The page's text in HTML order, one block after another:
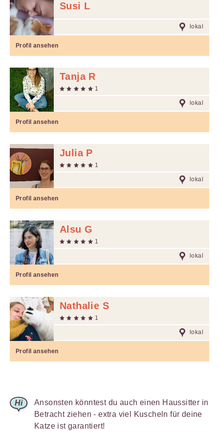
Susi L
lokal
Profil ansehen
Tanja R
1
lokal
Profil ansehen
Julia P
1
lokal
Profil ansehen
Alsu G
1
lokal
Profil ansehen
Nathalie S
1
lokal
Profil ansehen
Ansonsten könntest du auch einen Haussitter in
Betracht ziehen - extra viel Kuscheln für deine
Katze ist garantiert!